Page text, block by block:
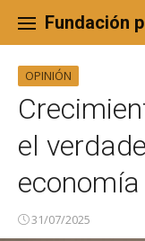
content
Fundación
OPINIÓN
el
31/07/2025